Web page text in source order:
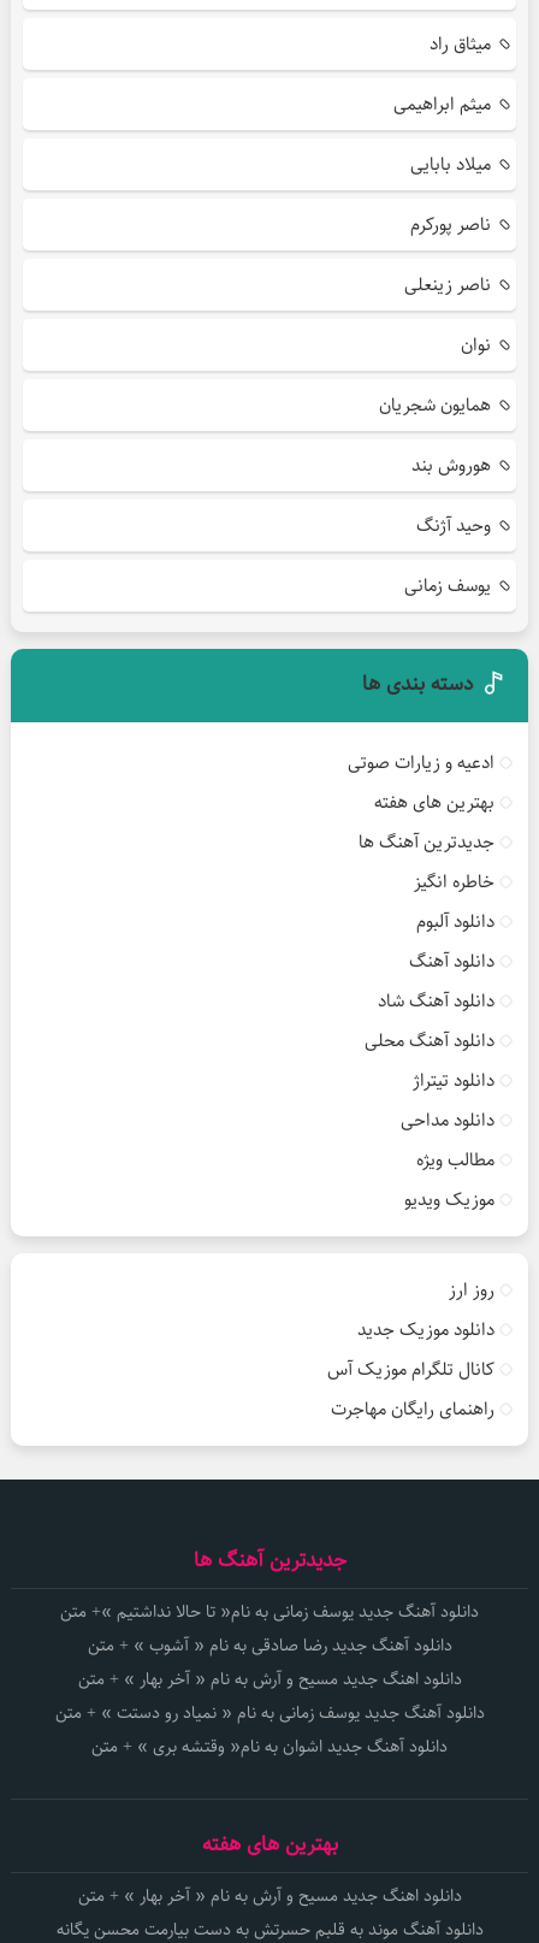
میثاق راد
میثم ابراهیمی
میلاد بابایی
ناصر پورکرم
ناصر زینعلی
نوان
همایون شجریان
هوروش بند
وحید آژنگ
یوسف زمانی
دسته بندی ها
ادعیه و زیارات صوتی
بهترین های هفته
جدیدترین آهنگ ها
خاطره انگیز
دانلود آلبوم
دانلود آهنگ
دانلود آهنگ شاد
دانلود آهنگ محلی
دانلود تیتراژ
دانلود مداحی
مطالب ویژه
موزیک ویدیو
روز ارز
دانلود موزیک جدید
کانال تلگرام موزیک آس
راهنمای رایگان مهاجرت
جدیدترین آهنگ ها
دانلود آهنگ جدید یوسف زمانی به نام« تا حالا نداشتیم »+ متن
دانلود آهنگ جدید رضا صادقی به نام « آشوب » + متن
دانلود اهنگ جدید مسیح و آرش به نام « آخر بهار » + متن
دانلود آهنگ جدید یوسف زمانی به نام « نمیاد رو دستت » + متن
دانلود آهنگ جدید اشوان به نام« وقتشه بری » + متن
بهترین های هفته
دانلود اهنگ جدید مسیح و آرش به نام « آخر بهار » + متن
دانلود آهنگ موند به قلبم حسرتش به دست بیارمت محسن یگانه